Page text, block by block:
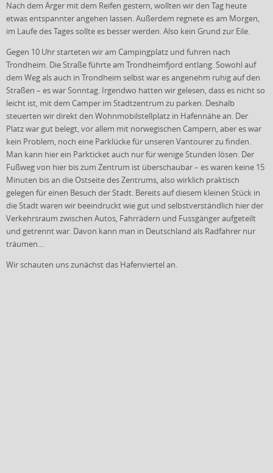
Nach dem Ärger mit dem Reifen gestern, wollten wir den Tag heute
etwas entspannter angehen lassen. Außerdem regnete es am Morgen,
im Laufe des Tages sollte es besser werden. Also kein Grund zur Eile.
Gegen 10 Uhr starteten wir am Campingplatz und fuhren nach
Trondheim. Die Straße führte am Trondheimfjord entlang. Sowohl auf
dem Weg als auch in Trondheim selbst war es angenehm ruhig auf den
Straßen – es war Sonntag. Irgendwo hatten wir gelesen, dass es nicht so
leicht ist, mit dem Camper im Stadtzentrum zu parken. Deshalb
steuerten wir direkt den Wohnmobilstellplatz in Hafennähe an. Der
Platz war gut belegt, vor allem mit norwegischen Campern, aber es war
kein Problem, noch eine Parklücke für unseren Vantourer zu finden.
Man kann hier ein Parkticket auch nur für wenige Stunden lösen. Der
Fußweg von hier bis zum Zentrum ist überschaubar – es waren keine 15
Minuten bis an die Ostseite des Zentrums, also wirklich praktisch
gelegen für einen Besuch der Stadt. Bereits auf diesem kleinen Stück in
die Stadt waren wir beeindruckt wie gut und selbstverständlich hier der
Verkehrsraum zwischen Autos, Fahrrädern und Fussgänger aufgeteilt
und getrennt war. Davon kann man in Deutschland als Radfahrer nur
träumen…
Wir schauten uns zunächst das Hafenviertel an.